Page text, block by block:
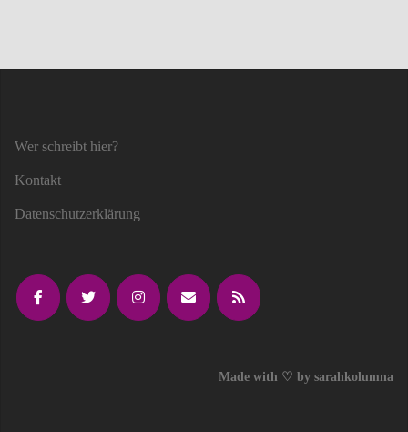
Wer schreibt hier?
Kontakt
Datenschutzerklärung
Made with ♡ by sarahkolumna